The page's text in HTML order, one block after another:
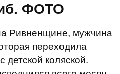
ФОТО
Ривненщине, мужчина
переходила
коляской.